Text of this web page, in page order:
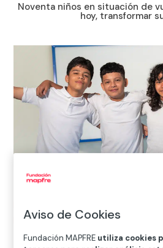
Noventa niños en situación de
hoy, transformar
Internacionales>Guatemala
Juyup ofrece educación integral
Aviso de Cookies
Fundación MAPFRE utiliza cookies